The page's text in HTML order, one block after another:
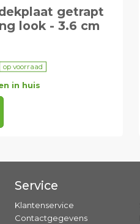
getrapt
look - 3.6 cm
op voorraad
in huis
Service
Klantenservice
Contactgegevens